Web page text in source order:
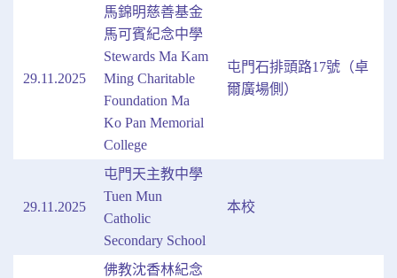
29.11.2025
馬錦明慈善基金
馬可賓紀念中學
Stewards Ma Kam
Ming Charitable
Foundation Ma
Ko Pan Memorial
College
屯門石排頭路17號（卓
爾廣場側）
29.11.2025
屯門天主教中學
Tuen Mun
Catholic
Secondary School
本校
佛教沈香林紀念